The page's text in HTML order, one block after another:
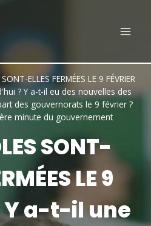
ELLES FERMÉES LE 9 FÉVRIER
? Y a-t-il eu des nouvelles des
des gouvernorats le 9 février ?
minute du gouvernement
SONT-
LE 9
Y a-t-il une